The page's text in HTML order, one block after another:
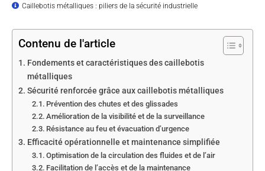
Caillebotis métalliques : piliers de la sécurité industrielle
Contenu de l'article
Fondements et caractéristiques des caillebotis
métalliques
Sécurité renforcée grâce aux caillebotis métalliques
Prévention des chutes et des glissades
Amélioration de la visibilité et de la surveillance
Résistance au feu et évacuation d’urgence
Efficacité opérationnelle et maintenance simplifiée
Optimisation de la circulation des fluides et de l’air
Facilitation de l’accès et de la maintenance